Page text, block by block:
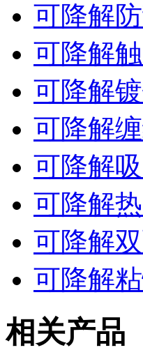
可降解
可降解
可降解
可降解
可降解
可降解
可降解
可降解
相关产品